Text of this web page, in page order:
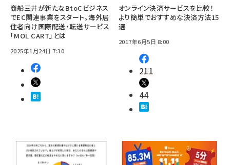
商船三井が新たなBtoCビジネス
でEC関連事業をスタート。海外居
住者向け国際配送・転送サービス
「MOL CART」とは
2025年1月24日 7:30
オンライン決済サービスを比較！
より簡単でおすすめな決済方法15
選
2017年6月5日 8:00
211
44